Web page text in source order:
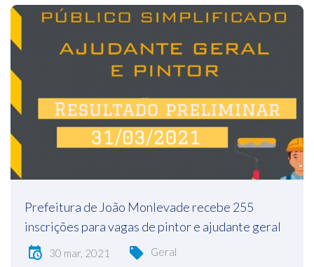
Prefeitura de João Monlevade recebe 255
inscrições para vagas de pintor e ajudante geral
30 mar, 2021 Geral